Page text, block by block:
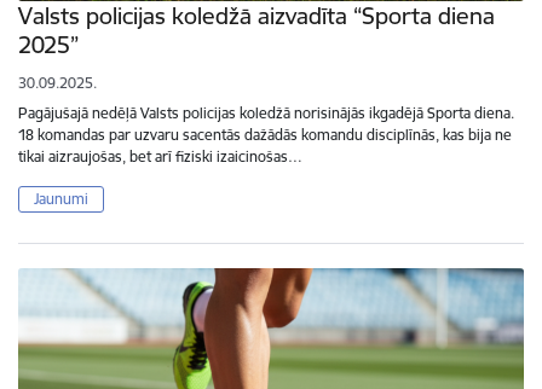
Valsts policijas koledžā aizvadīta “Sporta diena
2025”
30.09.2025.
Pagājušajā nedēļā Valsts policijas koledžā norisinājās ikgadējā Sporta diena.
18 komandas par uzvaru sacentās dažādās komandu disciplīnās, kas bija ne
tikai aizraujošas, bet arī fiziski izaicinošas…
Jaunumi